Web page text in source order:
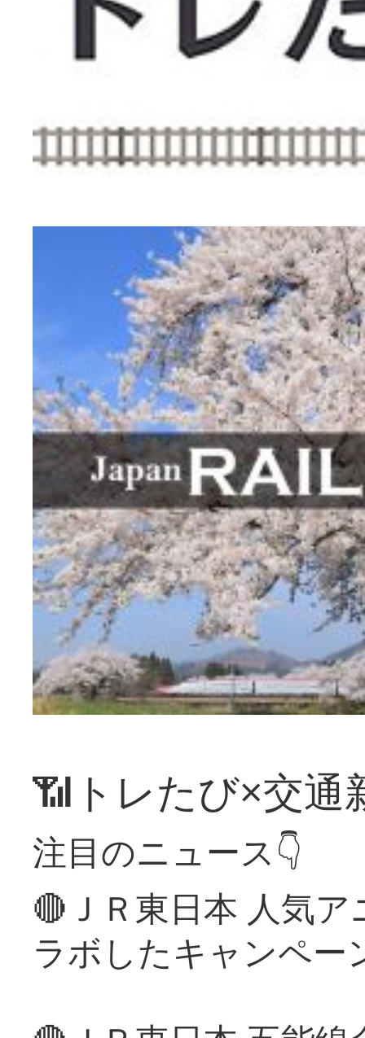
📶トレたび×交通
注目のニュース👇
🔴ＪＲ東日本 人気
ラボしたキャンペー